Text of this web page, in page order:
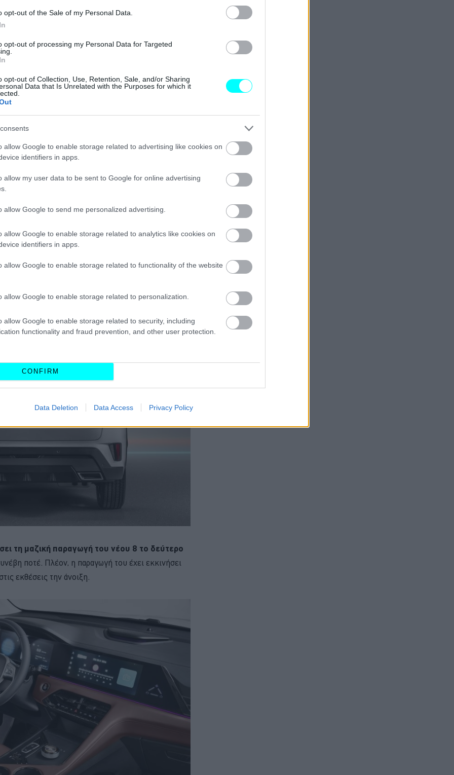
opt-out of the Sale of my Personal Data.
opt-out of processing my Personal Data for Targeted
opt-out of Collection, Use, Retention, Sale, and/or Sharing
Data that Is Unrelated with the Purposes for which it
allow Google to enable storage related to advertising like cookies on
identifiers in apps.
allow my user data to be sent to Google for online advertising
allow Google to send me personalized advertising.
allow Google to enable storage related to analytics like cookies on
identifiers in apps.
allow Google to enable storage related to functionality of the website
allow Google to enable storage related to personalization.
allow Google to enable storage related to security, including
functionality and fraud prevention, and other user protection.
CONFIRM
Data Deletion Data Access Privacy Policy
υπάρχει και έτσι συνεχίζει να μεγαλώνει την
αγοραστικό κοινό που απευθύνεται.
ότι καλύτερο διαθέτει
επτά επιβάτες, και ονομάζεται 8.
ΑΠΟ 16.450 ΕΥΡΩ
FABIA ME 119 ΕΥΡΩ ΤΟ ΜΗΝΑ
τη μαζική παραγωγή του νέου 8 το δεύτερο
ποτέ. Πλέον, η παραγωγή του έχει εκκινήσει
εκθέσεις την άνοιξη.